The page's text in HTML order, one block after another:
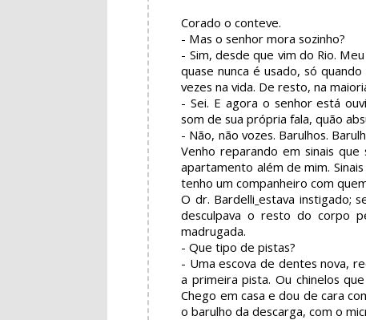
Corado o conteve.
- Mas o senhor mora sozinho?
- Sim, desde que vim do Rio.
quase nunca é usado, só
vezes na vida. De resto, na
- Sei. E agora o senhor está
som de sua própria fala, quão
- Não, não vozes. Barulhos.
Venho reparando em sinais
apartamento além de mim.
tenho um companheiro com
O dr. Bardelli estava instigado;
desculpava o resto do corpo
madrugada.
- Que tipo de pistas?
- Uma escova de dentes nova,
a primeira pista. Ou chinelos
Chego em casa e dou de cara
o barulho da descarga, com o